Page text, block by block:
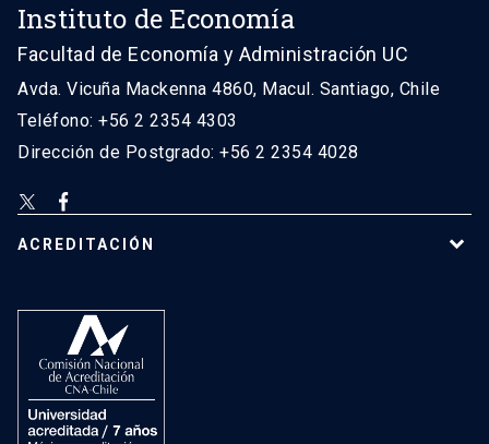
Instituto de Economía
Facultad de Economía y Administración UC
Avda. Vicuña Mackenna 4860, Macul. Santiago, Chile
Teléfono: +56 2 2354 4303
Dirección de Postgrado: +56 2 2354 4028
ACREDITACIÓN